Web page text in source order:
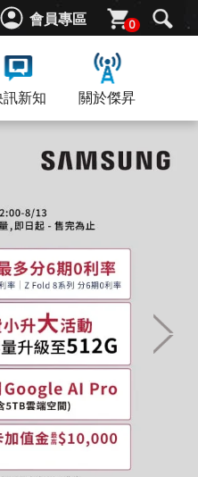
會員專區 0
新知 關於傑昇